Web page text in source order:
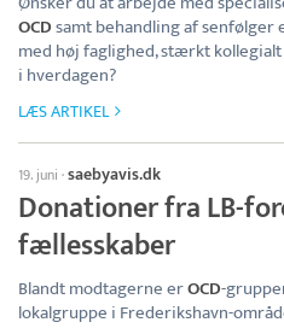
OCDsamt behandling af
med høj faglighed, stærkt
i hverdagen?
LÆS ARTIKEL
19. juni ·saebyavis.dk
Donationer fra LB-
fællesskaber
Blandt modtagerne erOCD-
lokalgruppe i Frederikshavn-